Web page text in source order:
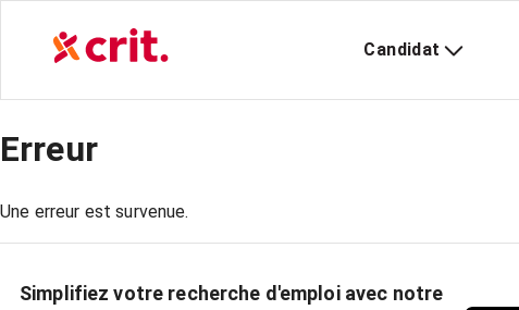
Candidat
Erreur
Une erreur est survenue.
Simplifiez votre recherche d'emploi avec notre